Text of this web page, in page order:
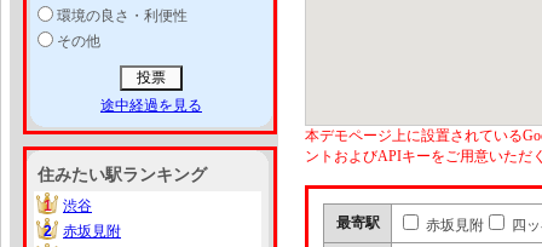
環境の良さ・利便性
その他
途中経過を見る
住みたい駅ランキング
1
1
渋谷
2
2
赤坂見附
本デモページ上に設置されている
ントおよびAPIキーをご用意いただ
最寄駅 赤坂見附 四